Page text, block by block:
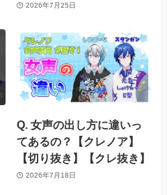
2026年7月25日
Q. 女声の出し方に違いっ
てあるの？【クレノア】
【切り抜き】【クレ抜き】
2026年7月18日